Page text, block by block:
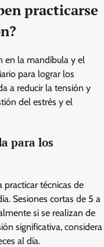
practicarse
en la mandíbula y el
para lograr los
a reducir la tensión y
del estrés y el
para los
técnicas de
Sesiones cortas de 5 a
si se realizan de
significativa, considera
al día.